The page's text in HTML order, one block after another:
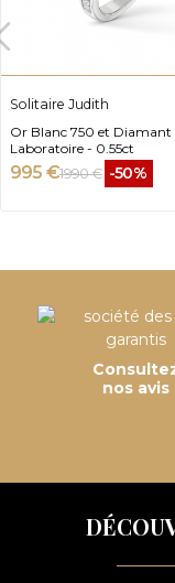
Solitaire Judith
Or Blanc 750 et Diamant
Laboratoire - 0.55ct
995 €1 990 € -50%
nos avis